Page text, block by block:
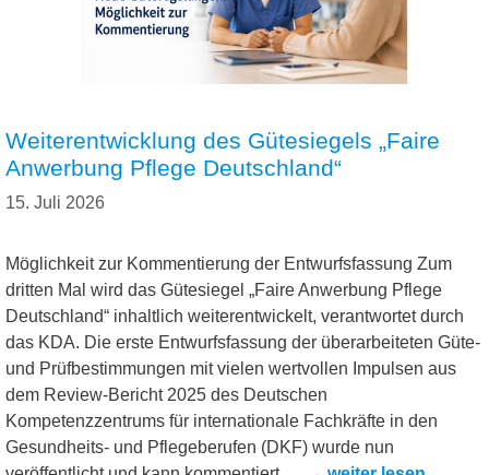
Weiterentwicklung des Gütesiegels „Faire
Anwerbung Pflege Deutschland“
15. Juli 2026
Möglichkeit zur Kommentierung der Entwurfsfassung Zum
dritten Mal wird das Gütesiegel „Faire Anwerbung Pflege
Deutschland“ inhaltlich weiterentwickelt, verantwortet durch
das KDA. Die erste Entwurfsfassung der überarbeiteten Güte-
und Prüfbestimmungen mit vielen wertvollen Impulsen aus
dem Review-Bericht 2025 des Deutschen
Kompetenzzentrums für internationale Fachkräfte in den
Gesundheits- und Pflegeberufen (DKF) wurde nun